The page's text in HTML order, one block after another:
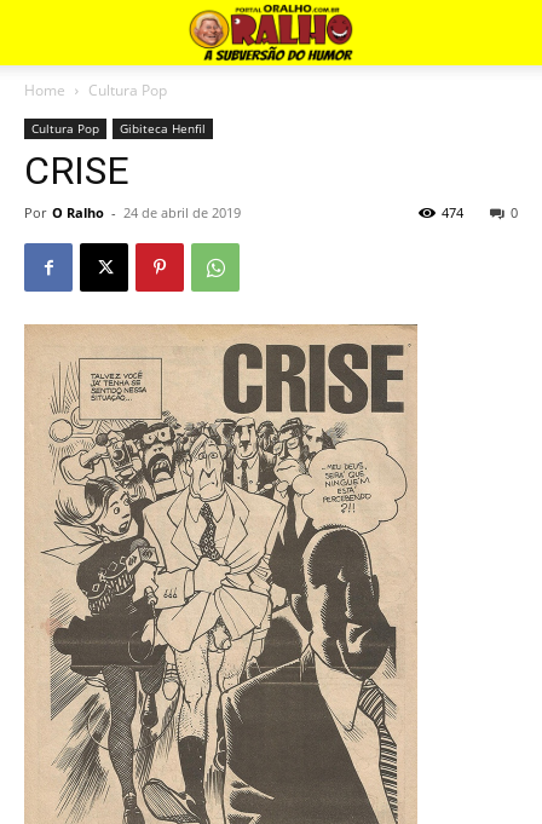
Home Cultura Pop
Cultura Pop Gibiteca Henfil
CRISE
Por O Ralho - 24 de abril de 2019 0
474